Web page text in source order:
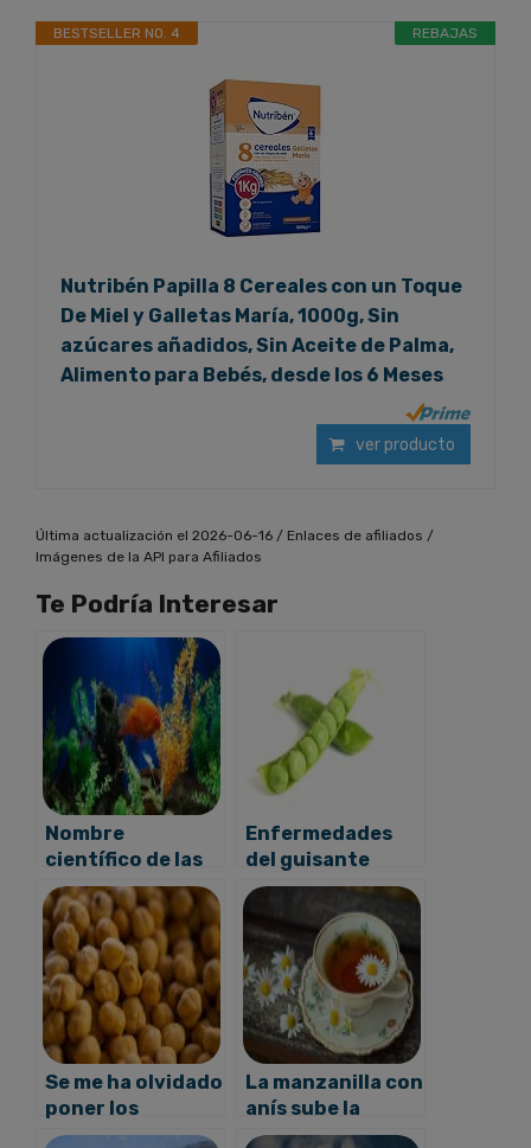
REBAJAS
BESTSELLER NO. 4
Nutribén Papilla 8 Cereales con un Toque
De Miel y Galletas María, 1000g, Sin
azúcares añadidos, Sin Aceite de Palma,
Alimento para Bebés, desde los 6 Meses
ver producto
Última actualización el 2026-06-16 / Enlaces de afiliados /
Imágenes de la API para Afiliados
Te Podría Interesar
Nombre
científico de las
algas
Enfermedades
del guisante
Se me ha olvidado
poner los
garbanzos en
La manzanilla con
anís sube la
tensión